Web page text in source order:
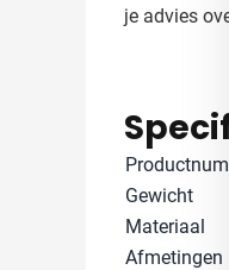
je advies
Gewicht
Materiaal
Afmetingen